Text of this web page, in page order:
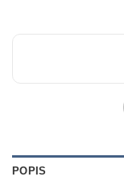
POPIS